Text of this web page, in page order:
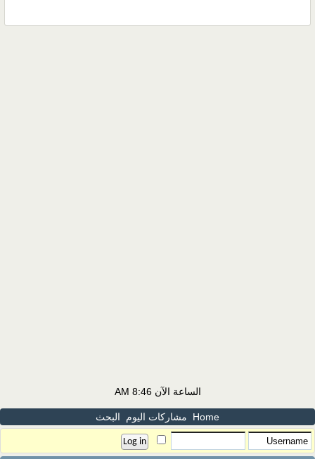
الساعة الآن8:46 AM
Home مشاركات اليوم البحث